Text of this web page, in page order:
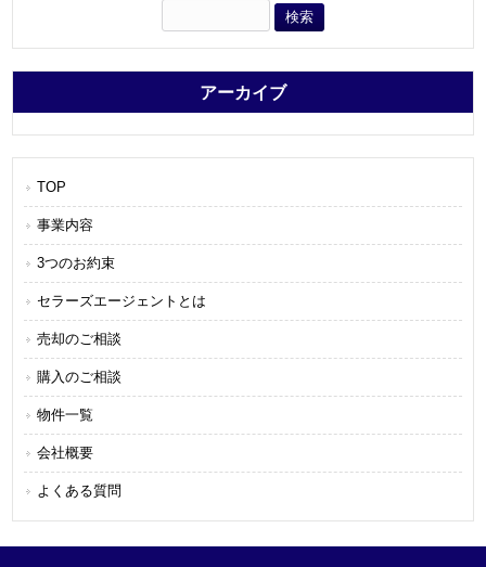
アーカイブ
TOP
事業内容
3つのお約束
セラーズエージェントとは
売却のご相談
購入のご相談
物件一覧
会社概要
よくある質問